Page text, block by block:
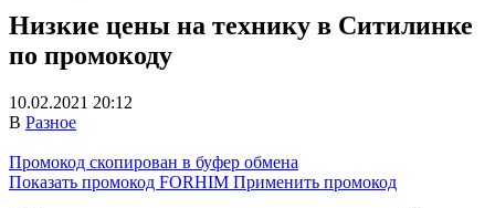
Низкие цены на технику в Ситилинке
по промокоду
10.02.2021 20:12
В Разное
Промокод скопирован в буфер обмена
Показать промокод FORHIM Применить промокод